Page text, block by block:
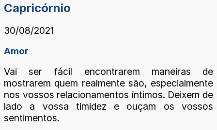
Capricórnio
30/08/2021
Amor
Vai ser fácil encontrarem maneiras de
mostrarem quem realmente são, especialmente
nos vossos relacionamentos íntimos. Deixem de
lado a vossa timidez e ouçam os vossos
sentimentos.